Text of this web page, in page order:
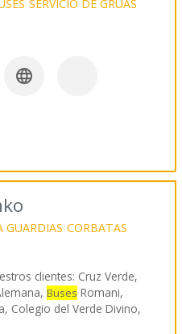
SERVICIO DE GRUAS

GUARDIAS CORBATAS
clientes: Cruz Verde,
Buses Romani,
Colegio del Verde Divino,